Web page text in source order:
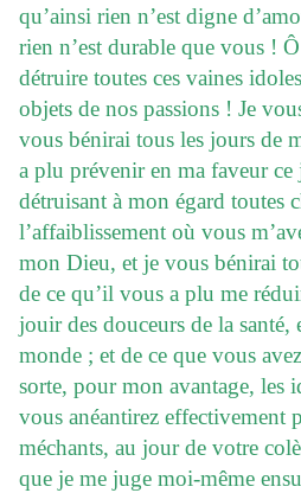
qu’ainsi rien n’est digne
rien n’est durable que vous !
détruire toutes ces vaines
objets de nos passions ! Je
vous bénirai tous les jours de
a plu prévenir en ma faveur
détruisant à mon égard toutes
l’affaiblissement où vous
mon Dieu, et je vous bénirai
de ce qu’il vous a plu me
jouir des douceurs de la santé,
monde ; et de ce que vous
sorte, pour mon avantage, les
vous anéantirez effectivement
méchants, au jour de votre
que je me juge moi-même